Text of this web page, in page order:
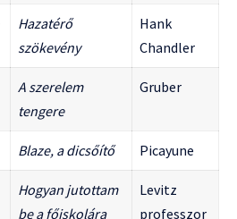
Hazatérő
szökevény
Hank
Chandler
A szerelem
tengere
Gruber
Blaze, a dicsőítő Picayune
Hogyan jutottam
be a főiskolára
Levitz
professzor